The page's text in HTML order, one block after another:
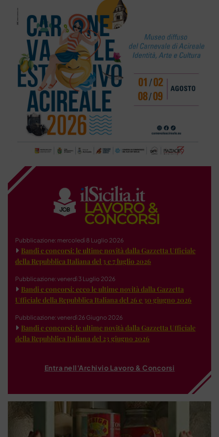
Pubblicazione: mercoledì 8 Luglio 2026
Bandi e concorsi: le ultime novità dalla Gazzetta Ufficiale
della Repubblica Italiana del 3 e 7 luglio 2026
Pubblicazione: venerdì 3 Luglio 2026
Bandi e concorsi: ecco le ultime novità dalla Gazzetta
Ufficiale della Repubblica Italiana del 26 e 30 giugno 2026
Pubblicazione: venerdì 26 Giugno 2026
Bandi e concorsi: le ultime novità dalla Gazzetta Ufficiale
della Repubblica Italiana del 23 giugno 2026
Entra nell'Archivio Lavoro & Concorsi